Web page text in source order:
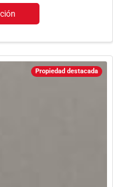
Propiedad destacada